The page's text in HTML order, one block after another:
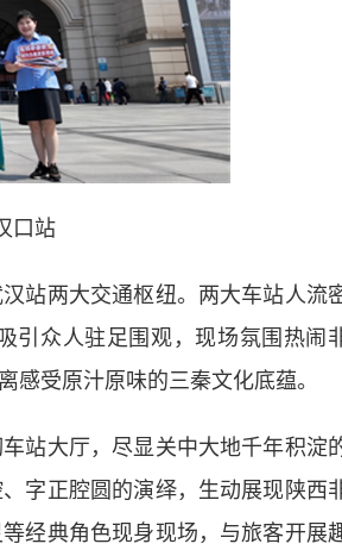
口站
站两大交通枢纽。两大车站人流
引众人驻足围观，现场氛围热闹
感受原汁原味的三秦文化底蕴。
站大厅，尽显关中大地千年积淀
字正腔圆的演绎，生动展现陕西
经典角色现身现场，与旅客开展